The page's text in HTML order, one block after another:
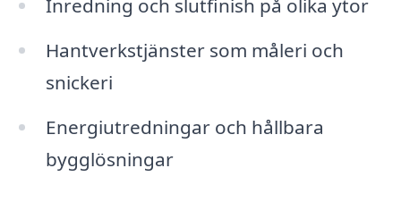
Inredning och slutfinish på olika ytor
Hantverkstjänster som måleri och
snickeri
Energiutredningar och hållbara
bygglösningar